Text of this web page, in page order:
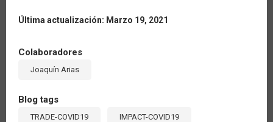
Última actualización: Marzo 19, 2021
Colaboradores
Joaquín Arias
Blog tags
TRADE-COVID19 IMPACT-COVID19